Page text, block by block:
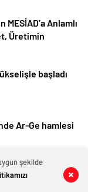
MESİAD’a Anlamlı
Üretimin
başladı
Ar-Ge hamlesi
şekilde